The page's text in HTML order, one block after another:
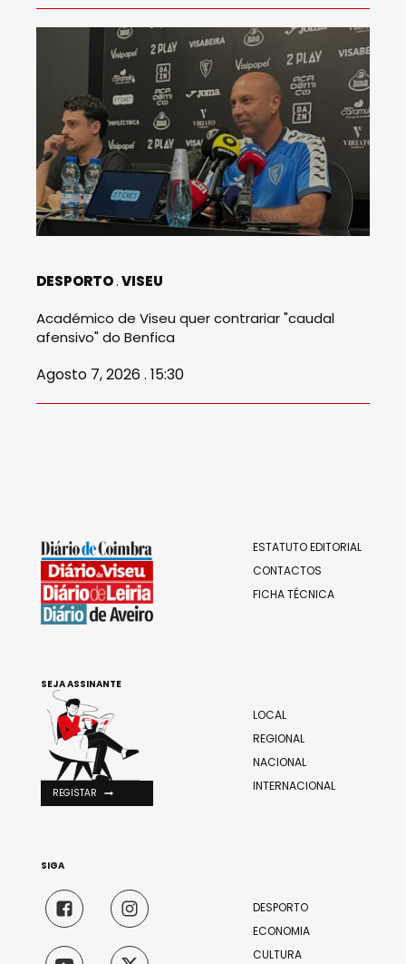
DESPORTO VISEU
Académico de Viseu quer contrariar "caudal
afensivo" do Benfica
Agosto 7, 2026 . 15:30
ESTATUTO EDITORIAL
CONTACTOS
FICHA TÉCNICA
LOCAL
REGIONAL
NACIONAL
INTERNACIONAL
DESPORTO
ECONOMIA
CULTURA
SEJA ASSINANTE
REGISTAR
SIGA